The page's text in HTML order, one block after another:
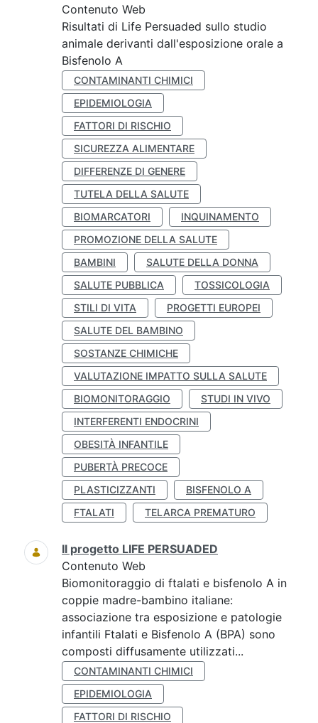
Contenuto Web
Risultati di Life Persuaded sullo studio
animale derivanti dall'esposizione orale a
Bisfenolo A
CONTAMINANTI CHIMICI
EPIDEMIOLOGIA
FATTORI DI RISCHIO
SICUREZZA ALIMENTARE
DIFFERENZE DI GENERE
TUTELA DELLA SALUTE
BIOMARCATORI
INQUINAMENTO
PROMOZIONE DELLA SALUTE
BAMBINI
SALUTE DELLA DONNA
SALUTE PUBBLICA
TOSSICOLOGIA
STILI DI VITA
PROGETTI EUROPEI
SALUTE DEL BAMBINO
SOSTANZE CHIMICHE
VALUTAZIONE IMPATTO SULLA SALUTE
BIOMONITORAGGIO
STUDI IN VIVO
INTERFERENTI ENDOCRINI
OBESITÀ INFANTILE
PUBERTÀ PRECOCE
PLASTICIZZANTI
BISFENOLO A
FTALATI
TELARCA PREMATURO
Il progetto LIFE PERSUADED
Contenuto Web
Biomonitoraggio di ftalati e bisfenolo A in
coppie madre-bambino italiane:
associazione tra esposizione e patologie
infantili Ftalati e Bisfenolo A (BPA) sono
composti diffusamente utilizzati...
CONTAMINANTI CHIMICI
EPIDEMIOLOGIA
FATTORI DI RISCHIO